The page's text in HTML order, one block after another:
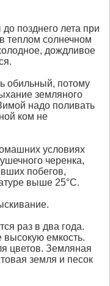
позднего лета при
теплом солнечном
дождливое
обильный, потому
земляного
надо поливать
ком не
условиях
черенка,
побегов,
выше 25°С.
раз в два года.
емкость.
цветов. Земляная
земля и песок